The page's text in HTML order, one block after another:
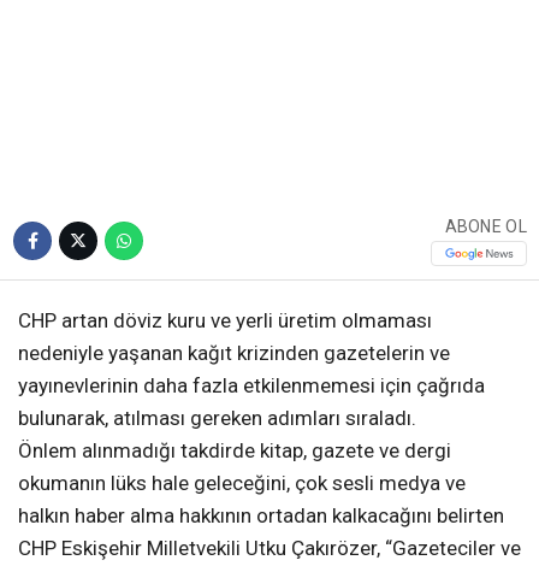
ABONE OL
CHP artan döviz kuru ve yerli üretim olmaması
nedeniyle yaşanan kağıt krizinden gazetelerin ve
yayınevlerinin daha fazla etkilenmemesi için çağrıda
bulunarak, atılması gereken adımları sıraladı.
Önlem alınmadığı takdirde kitap, gazete ve dergi
okumanın lüks hale geleceğini, çok sesli medya ve
halkın haber alma hakkının ortadan kalkacağını belirten
CHP Eskişehir Milletvekili Utku Çakırözer, “Gazeteciler ve